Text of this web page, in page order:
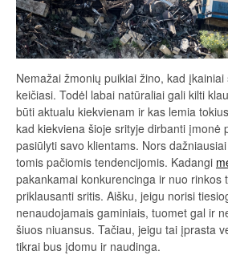
Nemažai žmonių puikiai žino, kad
keičiasi. Todėl labai natūraliai gali kilti
būti aktualu kiekvienam ir kas lemia
kad kiekviena šioje srityje dirbanti įmonė
pasiūlyti savo klientams. Nors
tomis pačiomis tendencijomis. Kadangi
pakankamai konkurencinga ir nuo rinkos
priklausanti sritis. Aišku, jeigu norisi
nenaudojamais gaminiais, tuomet gal ir
šiuos niuansus. Tačiau, jeigu tai įprasta
tikrai bus įdomu ir naudinga.